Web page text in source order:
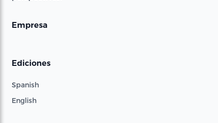
Empresa
Ediciones
Spanish
English